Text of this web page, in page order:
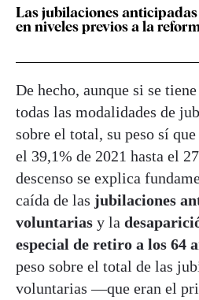
Las jubilaciones
en niveles previos a la
De hecho, aunque si se
todas las modalidades de
sobre el total, su peso sí
el 39,1% de 2021 hasta el
descenso se explica
caída de las jubilaciones
voluntarias y la
especial de retiro a los 64
peso sobre el total de las
voluntarias —que eran el